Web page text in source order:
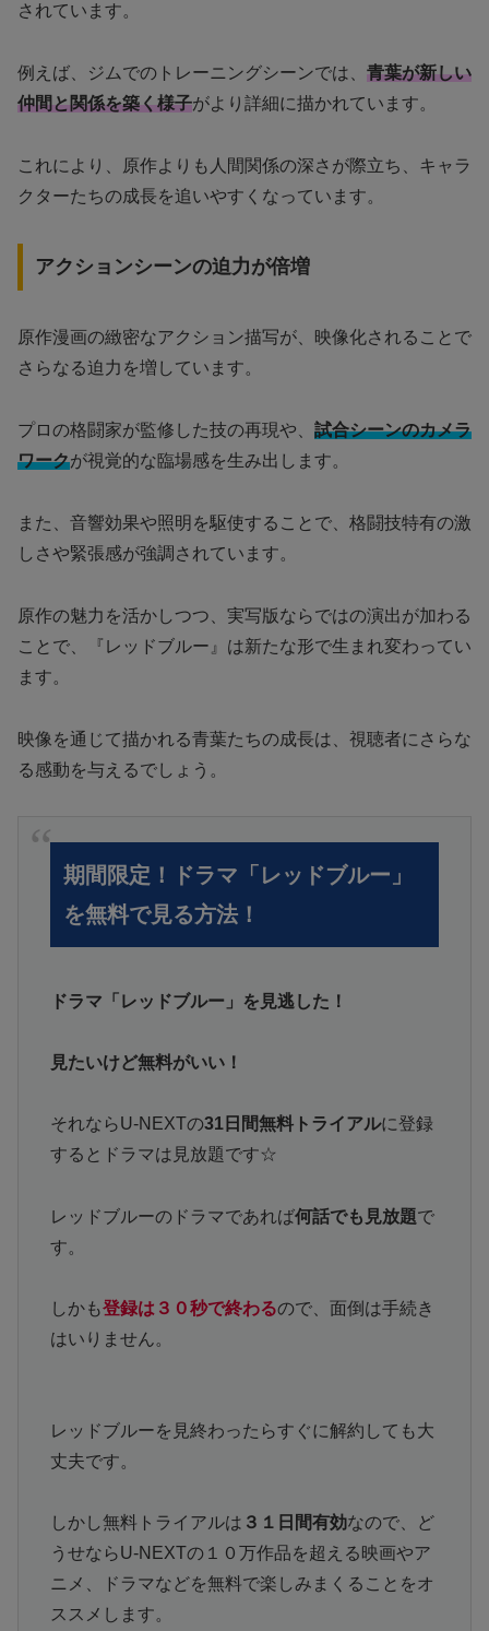
されています。
例えば、ジムでのトレーニングシーンでは、 青葉が新しい
仲間と関係を築く様子がより詳細に描かれています。
これにより、原作よりも人間関係の深さが際立ち、キャラ
クターたちの成長を追いやすくなっています。
アクションシーンの迫力が倍増
原作漫画の緻密なアクション描写が、映像化されることで
さらなる迫力を増しています。
プロの格闘家が監修した技の再現や、 試合シーンのカメラ
ワークが視覚的な臨場感を生み出します。
また、音響効果や照明を駆使することで、格闘技特有の激
しさや緊張感が強調されています。
原作の魅力を活かしつつ、実写版ならではの演出が加わる
ことで、『レッドブルー』は新たな形で生まれ変わってい
ます。
映像を通じて描かれる青葉たちの成長は、視聴者にさらな
る感動を与えるでしょう。
期間限定！ドラマ「レッドブルー」
を無料で見る方法！
ドラマ「レッドブルー」を見逃した！
見たいけど無料がいい！
それならU-NEXTの31日間無料トライアルに登録
するとドラマは見放題です☆
レッドブルーのドラマであれば何話でも見放題で
す。
しかも登録は３０秒で終わるので、面倒は手続き
はいりません。
レッドブルーを見終わったらすぐに解約しても大
丈夫です。
しかし無料トライアルは ３１日間有効なので、ど
うせならU-NEXTの１０万作品を超える映画やア
ニメ、ドラマなどを無料で楽しみまくることをオ
ススメします。